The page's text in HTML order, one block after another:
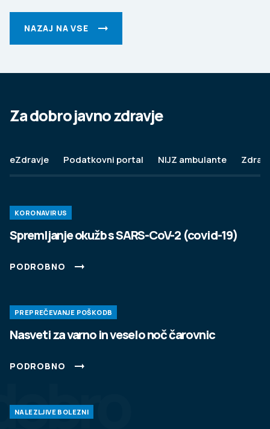
NAZAJ NA VSE
Za dobro javno zdravje
eZdravje Podatkovni portal NIJZ ambulante
KORONAVIRUS
Spremljanje okužb s SARS-CoV-2 (covid-19)
PODROBNO
PREPREČEVANJE POŠKODB
Nasveti za varno in veselo noč čarovnic
PODROBNO
NALEZLJIVE BOLEZNI